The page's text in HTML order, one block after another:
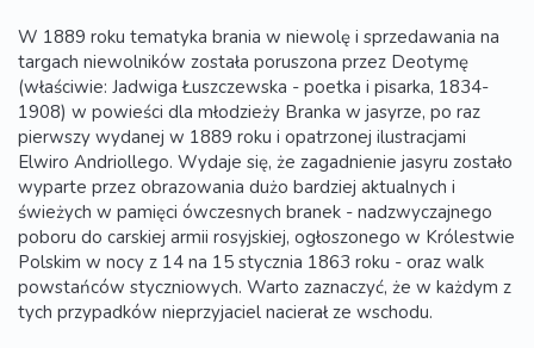
W 1889 roku tematyka brania w niewolę i sprzedawania na
targach niewolników została poruszona przez Deotymę
(właściwie: Jadwiga Łuszczewska - poetka i pisarka, 1834-
1908) w powieści dla młodzieży Branka w jasyrze, po raz
pierwszy wydanej w 1889 roku i opatrzonej ilustracjami
Elwiro Andriollego. Wydaje się, że zagadnienie jasyru zostało
wyparte przez obrazowania dużo bardziej aktualnych i
świeżych w pamięci ówczesnych branek - nadzwyczajnego
poboru do carskiej armii rosyjskiej, ogłoszonego w Królestwie
Polskim w nocy z 14 na 15 stycznia 1863 roku - oraz walk
powstańców styczniowych. Warto zaznaczyć, że w każdym z
tych przypadków nieprzyjaciel nacierał ze wschodu.